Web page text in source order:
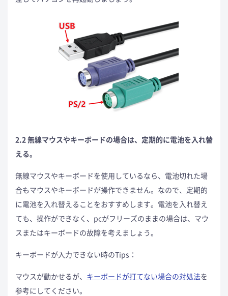
2.2 無線マウスやキーボードの場合は、定期的に電池を入れ替
える。
無線マウスやキーボードを使用しているなら、電池切れた場
合もマウスやキーボードが操作できません。なので、定期的
に電池を入れ替えることをおすすめします。電池を入れ替え
ても、操作ができなく、pcがフリーズのままの場合は、マウ
スまたはキーボードの故障を考えましょう。
キーボードが入力できない時のTips：
マウスが動かせるが、 キーボードが打てない場合の対処法を
参考にしてください。